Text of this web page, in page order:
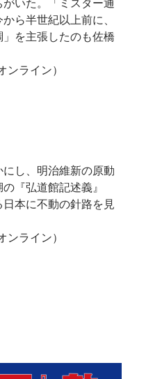
ら半世紀以上前に、
を主張したのも佐橋
ライン）
し、明治維新の原動
『弘道館記述義』
本に不動の針路を見
ライン）